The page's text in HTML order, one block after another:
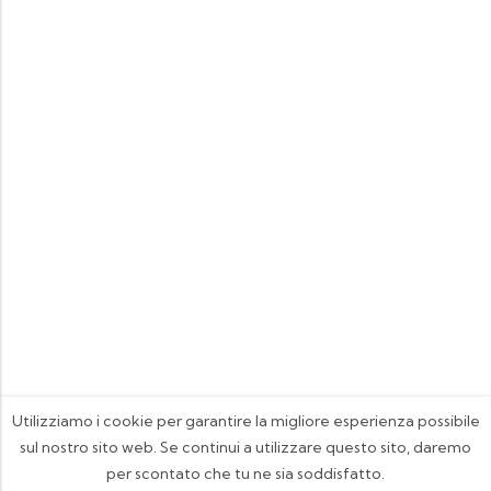
Utilizziamo i cookie per garantire la migliore esperienza possibile
sul nostro sito web. Se continui a utilizzare questo sito, daremo
per scontato che tu ne sia soddisfatto.